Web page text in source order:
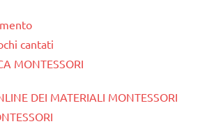
cantati
MONTESSORI
DEI MATERIALI MONTESSORI